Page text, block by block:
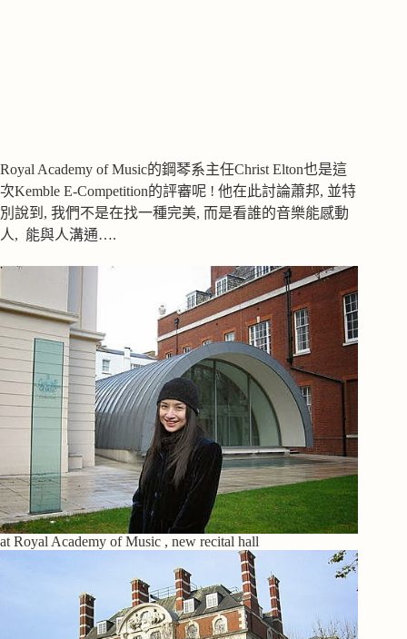
Royal Academy of Music的鋼琴系主任Christ Elton也是這
次Kemble E-Competition的評審呢 ! 他在此討論蕭邦, 並特
別說到, 我們不是在找一種完美, 而是看誰的音樂能感動
人, 能與人溝通….
at Royal Academy of Music , new recital hall